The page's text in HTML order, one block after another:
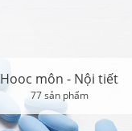
Hooc môn - Nội tiết
77 sản phẩm